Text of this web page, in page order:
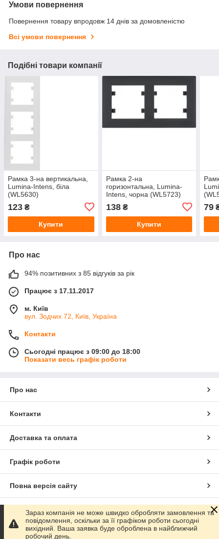
Умови повернення
Повернення товару впродовж 14 днів за домовленістю
Всі умови повернення
Подібні товари компанії
Рамка 3-на вертикальна,
Lumina-Intens, біла
(WL5630)
123 ₴
Купити
Рамка 2-на
горизонтальна, Lumina-
Intens, чорна (WL5723)
138₴
Купити
79
Про нас
94% позитивних з 85 відгуків за рік
Працює з 17.11.2017
м. Київ
вул. Зодчих 72, Київ, Україна
Контакти
Сьогодні працює з 09:00 до 18:00
Показати весь графік роботи
Про нас
Контакти
Доставка та оплата
Графік роботи
Повна версія сайту
Сайт створено на маркетплейсі Prom.ua
Політика конфіденційності
Зараз компанія не може швидко обробляти замовлення та
повідомлення, оскільки за її графіком роботи сьогодні
вихідний. Ваша заявка буде оброблена в найближчий
робочий день.